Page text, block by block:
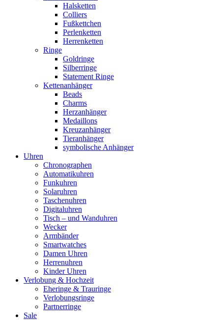
Halsketten
Colliers
Fußkettchen
Perlenketten
Herrenketten
Ringe
Goldringe
Silberringe
Statement Ringe
Kettenanhänger
Beads
Charms
Herzanhänger
Medaillons
Kreuzanhänger
Tieranhänger
symbolische Anhänger
Uhren
Chronographen
Automatikuhren
Funkuhren
Solaruhren
Taschenuhren
Digitaluhren
Tisch – und Wanduhren
Wecker
Armbänder
Smartwatches
Damen Uhren
Herrenuhren
Kinder Uhren
Verlobung & Hochzeit
Eheringe & Trauringe
Verlobungsringe
Partnerringe
Sale